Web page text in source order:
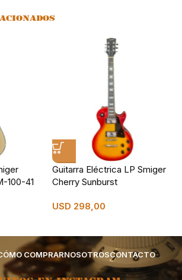
100-41
Guitarra Eléctrica LP Smiger
Cherry Sunburst
USD 298,00
COMPRARNOSOTROSCONTACTO